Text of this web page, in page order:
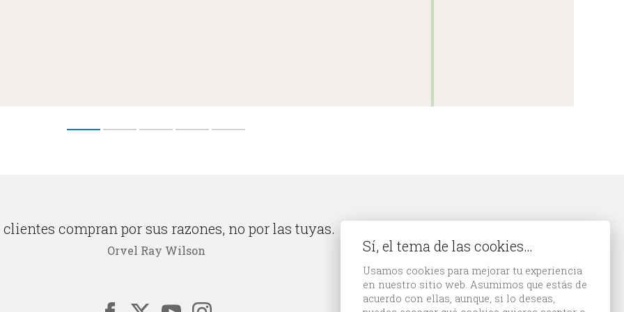
clientes compran por sus razones, no por las tuyas.
Orvel Ray Wilson Sí, el tema de las cookies…
Usamos cookies para mejorar tu experiencia
en nuestro sitio web. Asumimos que estás de
acuerdo con ellas, aunque, si lo deseas,